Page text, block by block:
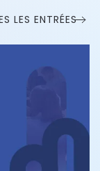
LES ENTRÉES